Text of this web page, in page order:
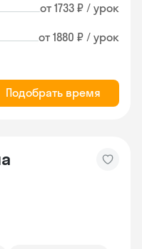
от 1733 ₽ / урок
от 1880 ₽ / урок
Подобрать время